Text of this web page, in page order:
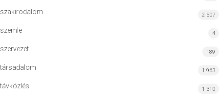
szakirodalom 2 507
szemle 4
szervezet 189
társadalom 1 963
távközlés 1 310